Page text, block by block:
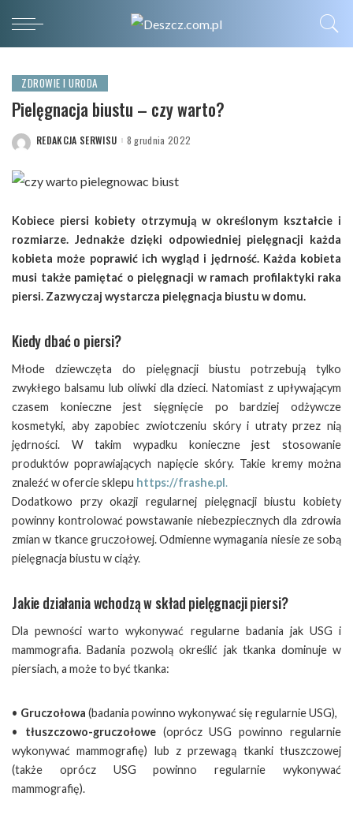
ZDROWIE I URODA
Pielęgnacja biustu – czy warto?
POSTED
REDAKCJA SERWISU 8 grudnia 2022
Kobiece piersi kobiety otrzymują w określonym kształcie i
rozmiarze. Jednakże dzięki odpowiedniej pielęgnacji każda
kobieta może poprawić ich wygląd i jędrność. Każda kobieta
musi także pamiętać o pielęgnacji w ramach profilaktyki raka
piersi. Zazwyczaj wystarcza pielęgnacja biustu w domu.
Kiedy dbać o piersi?
Młode dziewczęta do pielęgnacji biustu potrzebują tylko
zwykłego balsamu lub oliwki dla dzieci. Natomiast z upływającym
czasem konieczne jest sięgnięcie po bardziej odżywcze
kosmetyki, aby zapobiec zwiotczeniu skóry i utraty przez nią
jędrności. W takim wypadku konieczne jest stosowanie
produktów poprawiających napięcie skóry. Takie kremy można
znaleźć w ofercie sklepu https://frashe.pl .
Dodatkowo przy okazji regularnej pielęgnacji biustu kobiety
powinny kontrolować powstawanie niebezpiecznych dla zdrowia
zmian w tkance gruczołowej. Odmienne wymagania niesie ze sobą
pielęgnacja biustu w ciąży.
Jakie działania wchodzą w skład pielęgnacji piersi?
Dla pewności warto wykonywać regularne badania jak USG i
mammografia. Badania pozwolą określić jak tkanka dominuje w
piersiach, a może to być tkanka:
• Gruczołowa (badania powinno wykonywać się regularnie USG),
• tłuszczowo-gruczołowe(oprócz USG powinno regularnie
wykonywać mammografię) lub z przewagą tkanki tłuszczowej
(także oprócz USG powinno regularnie wykonywać
mammografię).